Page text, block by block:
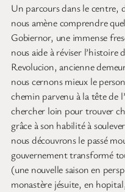
Un parcours dans le centre,
nous amène comprendre
Gobiernor, une immense
nous aide à réviser
Revolucion, ancienne
nous cernons mieux le
chemin parvenu à la tête de
chercher loin pour trouver
grâce à son habilité à
nous découvrons le passé
gouvernement transformé
(une nouvelle saison en
monastère jésuite, en